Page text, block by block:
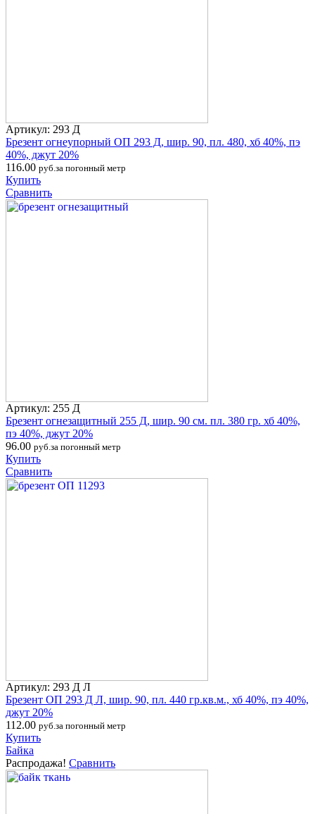
Артикул: 293 Д
Брезент огнеупорный ОП 293 Д, шир. 90, пл. 480, хб 40%, пэ
40%, джут 20%
116.00 руб.за погонный метр
Купить
Сравнить
Артикул: 255 Д
Брезент огнезащитный 255 Д, шир. 90 см. пл. 380 гр. хб 40%,
пэ 40%, джут 20%
96.00 руб.за погонный метр
Купить
Сравнить
Артикул: 293 Д Л
Брезент ОП 293 Д Л, шир. 90, пл. 440 гр.кв.м., хб 40%, пэ 40%,
джут 20%
112.00 руб.за погонный метр
Купить
Байка
Распродажа! Сравнить